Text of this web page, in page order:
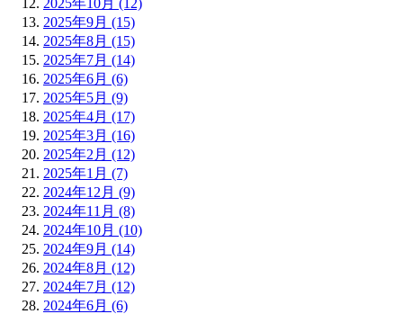
2025年10月 (12)
2025年9月 (15)
2025年8月 (15)
2025年7月 (14)
2025年6月 (6)
2025年5月 (9)
2025年4月 (17)
2025年3月 (16)
2025年2月 (12)
2025年1月 (7)
2024年12月 (9)
2024年11月 (8)
2024年10月 (10)
2024年9月 (14)
2024年8月 (12)
2024年7月 (12)
2024年6月 (6)